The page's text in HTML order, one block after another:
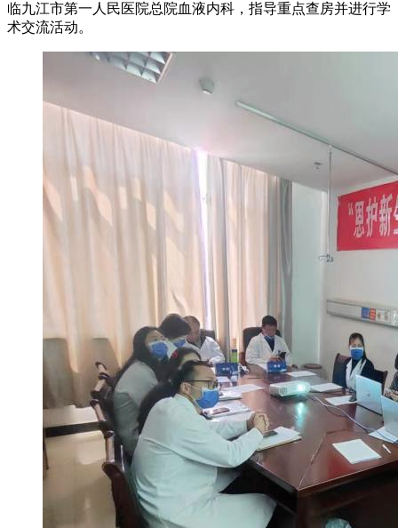
临九江市第一人民医院总院血液内科，指导重点查房并进行学
术交流活动。